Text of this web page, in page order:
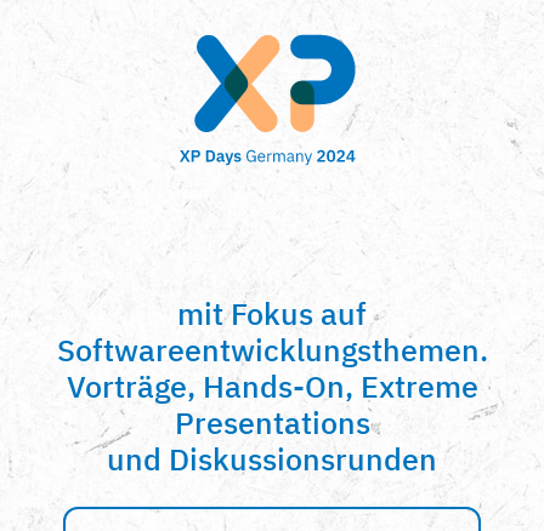
mit Fokus auf
Softwareentwicklungsthemen.
Vorträge, Hands-On, Extreme
Presentations
und Diskussionsrunden